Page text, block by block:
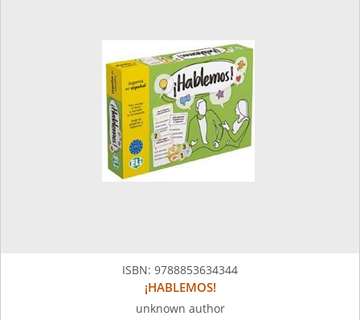
ISBN: 9788853634344
¡HABLEMOS!
unknown author